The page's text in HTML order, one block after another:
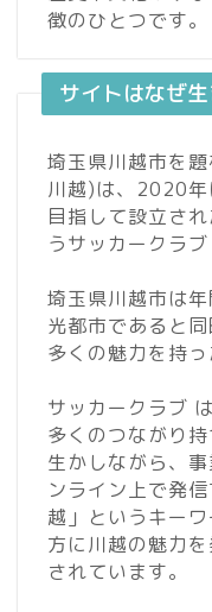
徴のひとつです。
サイトはなぜ
埼玉県川越市を
川越)は、2020年
目指して設立さ
うサッカークラ
埼玉県川越市は
光都市であると
多くの魅力を持っ
サッカークラブ
多くのつながり
生かしながら、
ンライン上で発
越」というキー
方に川越の魅力
されています。